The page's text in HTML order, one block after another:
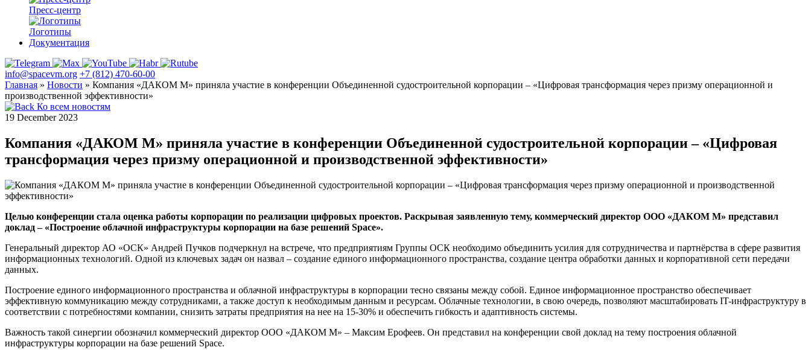
Пресс-центр
Логотипы
Документация
info@spacevm.org +7 (812) 470-60-00
Главная » Новости » Компания «ДАКОМ М» приняла участие в конференции Объединенной судостроительной корпорации – «Цифровая трансформация через призму операционной и
производственной эффективности»
Ко всем новостям
19 December 2023
Компания «ДАКОМ М» приняла участие в конференции Объединенной судостроительной корпорации – «Цифровая
трансформация через призму операционной и производственной эффективности»
Целью конференции стала оценка работы корпорации по реализации цифровых проектов. Раскрывая заявленную тему, коммерческий директор ООО «ДАКОМ М» представил
доклад – «Построение облачной инфраструктуры корпорации на базе решений Space».
Генеральный директор АО «ОСК» Андрей Пучков подчеркнул на встрече, что предприятиям Группы ОСК необходимо объединить усилия для сотрудничества и партнёрства в сфере развития
информационных технологий. Одной из ключевых задач он назвал – создание единого информационного пространства, создание центра обработки данных и корпоративной сети передачи
данных.
Построение единого информационного пространства и облачной инфраструктуры в корпорации тесно связаны между собой. Единое информационное пространство обеспечивает
эффективную коммуникацию между сотрудниками, а также доступ к необходимым данным и ресурсам. Облачные технологии, в свою очередь, позволяют масштабировать IT-инфраструктуру в
соответствии с потребностями компании, снизить затраты предприятия на нее на 15-30% и обеспечить гибкость и адаптивность системы.
Важность такой синергии обозначил коммерческий директор ООО «ДАКОМ М» – Максим Ерофеев. Он представил на конференции свой доклад на тему построения облачной
инфраструктуры корпорации на базе решений Space.